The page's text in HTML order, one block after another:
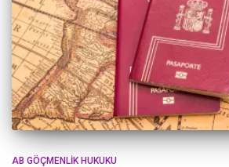
AB GÖÇMENLIK HUKUKU